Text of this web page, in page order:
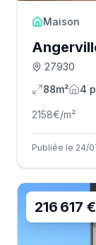
Maison
27930
88m²
4
2158€/m²
Publiée le 24/
216 617 €